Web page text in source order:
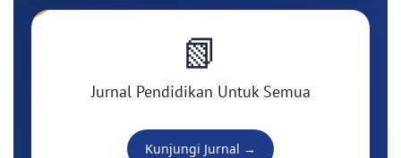
📗
Jurnal Pendidikan Untuk Semua
Kunjungi Jurnal →